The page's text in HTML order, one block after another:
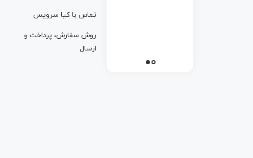
تماس با کيا سرويس
روش سفارش، پرداخت و
ارسال